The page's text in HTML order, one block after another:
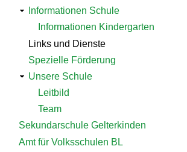
Informationen Schule
Informationen Kindergarten
Links und Dienste
Spezielle Förderung
Unsere Schule
Leitbild
Team
Sekundarschule Gelterkinden
Amt für Volksschulen BL